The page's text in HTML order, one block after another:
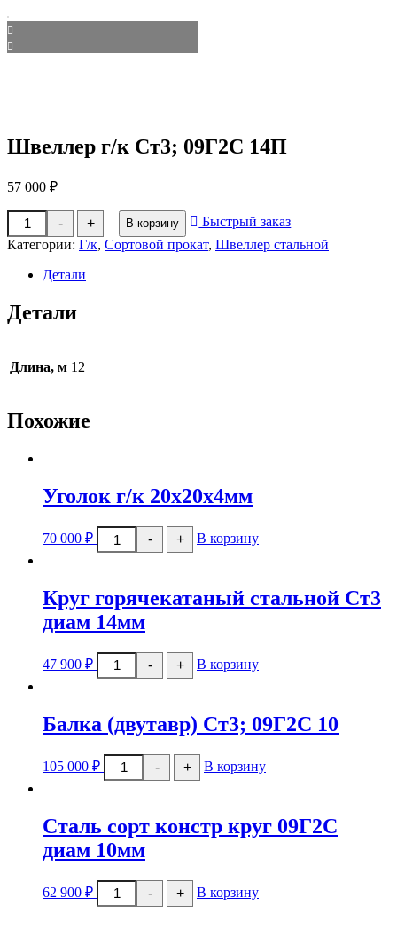
Швеллер г/к Ст3; 09Г2С 14П
57 000 ₽
-
Количество
товара
Швеллер
14П
+ В корзину
Быстрый заказ
Категории: Г/к, Сортовой прокат, Швеллер стальной
Детали
Детали
Длина, м 12
Похожие
Уголок г/к 20x20x4мм
70 000 ₽ -
Количество
товара
20x20x4мм
+ В корзину
Круг горячекатаный стальной Ст3
диам 14мм
47 900 ₽ -
Количество
товара
стальной
Ст3
14мм
+ В корзину
Балка (двутавр) Ст3; 09Г2С 10
105 000 ₽ -
Количество
товара
09Г2С
10
+ В корзину
Сталь сорт констр круг 09Г2С
диам 10мм
62 900 ₽ -
Количество
товара
+ В корзину